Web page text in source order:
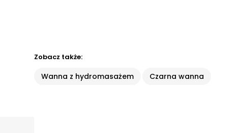
Zobacz także:
Wanna z hydromasażem Czarna wanna